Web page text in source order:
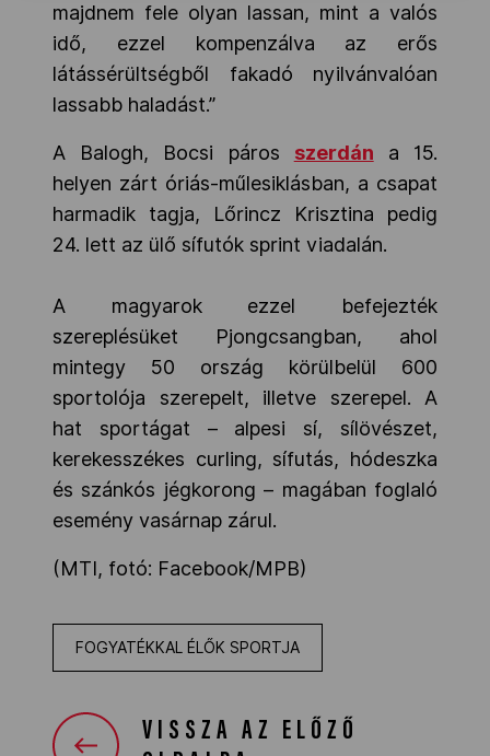
majdnem fele olyan lassan, mint a valós
idő, ezzel kompenzálva az erős
látássérültségből fakadó nyilvánvalóan
lassabb haladást.”
A Balogh, Bocsi páros szerdán a 15.
helyen zárt óriás-műlesiklásban, a csapat
harmadik tagja, Lőrincz Krisztina pedig
24. lett az ülő sífutók sprint viadalán.
A magyarok ezzel befejezték
szereplésüket Pjongcsangban, ahol
mintegy 50 ország körülbelül 600
sportolója szerepelt, illetve szerepel. A
hat sportágat – alpesi sí, sílövészet,
kerekesszékes curling, sífutás, hódeszka
és szánkós jégkorong – magában foglaló
esemény vasárnap zárul.
(MTI, fotó: Facebook/MPB)
FOGYATÉKKAL ÉLŐK SPORTJA
VISSZA AZ ELŐZŐ